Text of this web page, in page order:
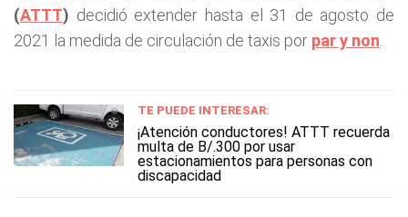
(ATTT) decidió extender hasta el 31 de agosto de
2021 la medida de circulación de taxis por par y non
TE PUEDE INTERESAR:
¡Atención conductores! ATTT recuerda
multa de B/.300 por usar
estacionamientos para personas con
discapacidad